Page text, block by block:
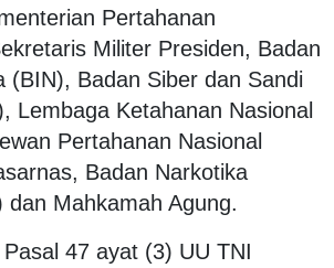
Pertahanan
Militer Presiden, Badan
(BIN), Badan Siber dan Sandi
Lembaga Ketahanan Nasional
Pertahanan Nasional
Badan Narkotika
dan Mahkamah Agung.
47 ayat (3) UU TNI